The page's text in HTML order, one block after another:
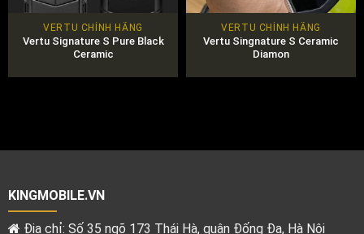
VERTU CHÍNH HÃNG
Vertu Signature S Pure Black
Ceramic
VERTU CHÍNH HÃNG
Vertu Singnature S Ceramic
Diamon
KINGMOBILE.VN
Địa chỉ: Số 35 ngõ 173 Thái Hà, quận Đống Đa, Hà Nội